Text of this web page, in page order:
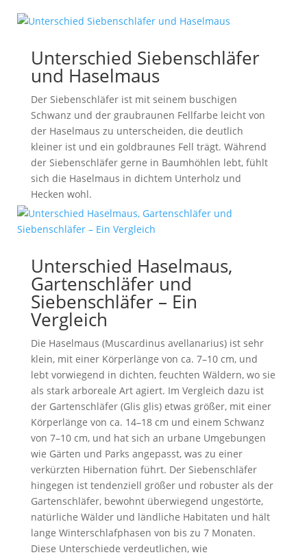
Unterschied Siebenschläfer
und Haselmaus
Der Siebenschläfer ist mit seinem buschigen
Schwanz und der graubraunen Fellfarbe leicht von
der Haselmaus zu unterscheiden, die deutlich
kleiner ist und ein goldbraunes Fell trägt. Während
der Siebenschläfer gerne in Baumhöhlen lebt, fühlt
sich die Haselmaus in dichtem Unterholz und
Hecken wohl.
Unterschied Haselmaus,
Gartenschläfer und
Siebenschläfer – Ein
Vergleich
Die Haselmaus (Muscardinus avellanarius) ist sehr
klein, mit einer Körperlänge von ca. 7–10 cm, und
lebt vorwiegend in dichten, feuchten Wäldern, wo sie
als stark arboreale Art agiert. Im Vergleich dazu ist
der Gartenschläfer (Glis glis) etwas größer, mit einer
Körperlänge von ca. 14–18 cm und einem Schwanz
von 7–10 cm, und hat sich an urbane Umgebungen
wie Gärten und Parks angepasst, was zu einer
verkürzten Hibernation führt. Der Siebenschläfer
hingegen ist tendenziell größer und robuster als der
Gartenschläfer, bewohnt überwiegend ungestörte,
natürliche Wälder und ländliche Habitaten und hält
lange Winterschlafphasen von bis zu 7 Monaten.
Diese Unterschiede verdeutlichen, wie